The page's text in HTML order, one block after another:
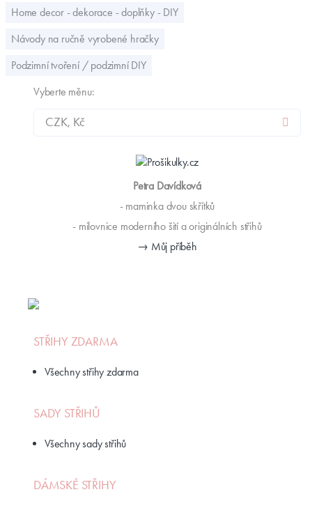
Home decor - dekorace - doplňky - DIY
Návody na ručně vyrobené hračky
Podzimní tvoření / podzimní DIY
Vyberte měnu:
Petra Davídková
- maminka dvou skřítků
- milovnice moderního šití a originálních střihů
→ Můj příběh
STŘIHY ZDARMA
Všechny střihy zdarma
SADY STŘIHŮ
Všechny sady střihů
DÁMSKÉ STŘIHY